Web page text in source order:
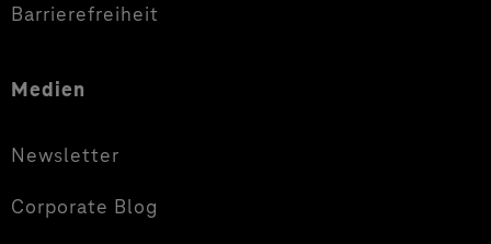
Barrierefreiheit
Medien
Newsletter
Corporate Blog